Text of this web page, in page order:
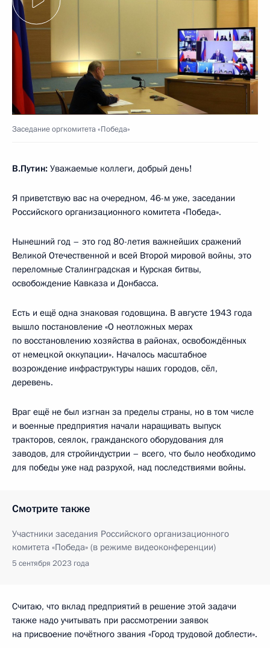
Заседание оргкомитета «Победа»
В.Путин: Уважаемые коллеги, добрый день!
Я приветствую вас на очередном, 46-м уже, заседании
Российского организационного комитета «Победа».
Нынешний год – это год 80-летия важнейших сражений
Великой Отечественной и всей Второй мировой войны, это
переломные Сталинградская и Курская битвы,
освобождение Кавказа и Донбасса.
Есть и ещё одна знаковая годовщина. В августе 1943 года
вышло постановление «О неотложных мерах
по восстановлению хозяйства в районах, освобождённых
от немецкой оккупации». Началось масштабное
возрождение инфраструктуры наших городов, сёл,
деревень.
Враг ещё не был изгнан за пределы страны, но в том числе
и военные предприятия начали наращивать выпуск
тракторов, сеялок, гражданского оборудования для
заводов, для стройиндустрии – всего, что было необходимо
для победы уже над разрухой, над последствиями войны.
Смотрите также
Участники заседания Российского организационного
комитета «Победа» (в режиме видеоконференции)
5 сентября 2023 года
Считаю, что вклад предприятий в решение этой задачи
также надо учитывать при рассмотрении заявок
на присвоение почётного звания «Город трудовой доблести».